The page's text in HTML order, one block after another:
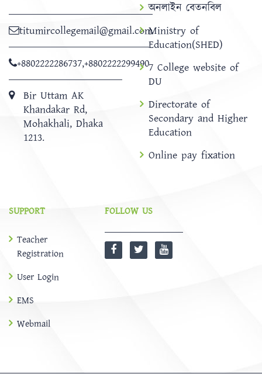
titumircollegemail@gmail.com
+8802222286737,+8802222299490
Bir Uttam AK
Khandakar Rd,
Mohakhali, Dhaka
1213.
অনলাইন বেতনবিল
Ministry of
Education(SHED)
7 College website of
DU
Directorate of
Secondary and Higher
Education
Online pay fixation
SUPPORT
Teacher
Registration
User Login
EMS
Webmail
FOLLOW US